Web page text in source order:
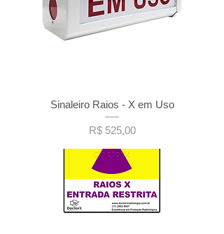
Sinaleiro Raios - X em Uso
Preço
R$ 525,00